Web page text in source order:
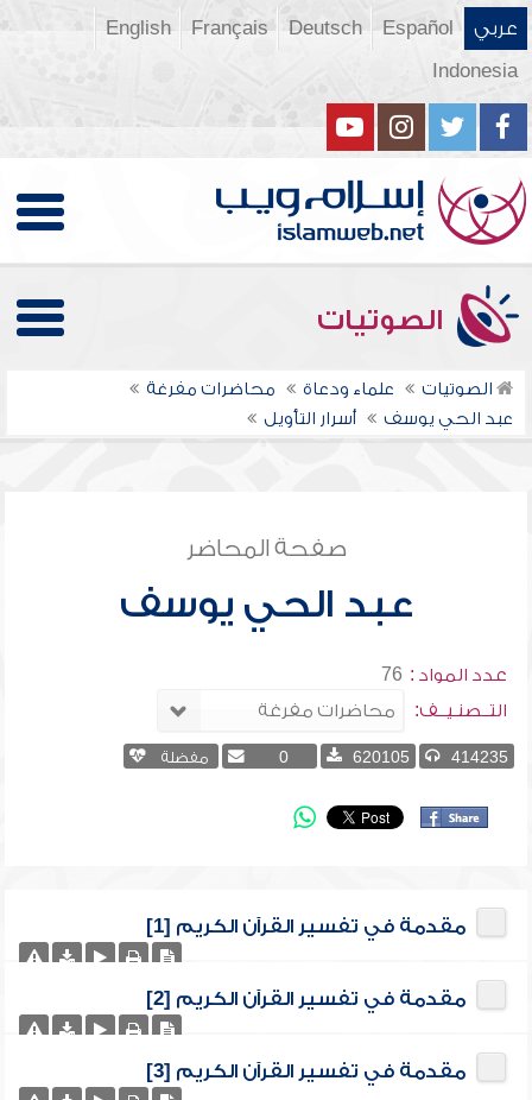
عربي Español
Deutsch
Français
English
Indonesia
الصوتيات
الصوتيات علماء ودعاة
محاضرات مفرغة
عبد الحي يوسف
أسرار التأويل
صفحة المحاضر
عبد الحي يوسف
عدد المواد : 76
التــصنـيــف:
414235
620105
0 مفضلة
مقدمة في تفسير القرآن الكريم [1]
مقدمة في تفسير القرآن الكريم [2]
مقدمة في تفسير القرآن الكريم [3]